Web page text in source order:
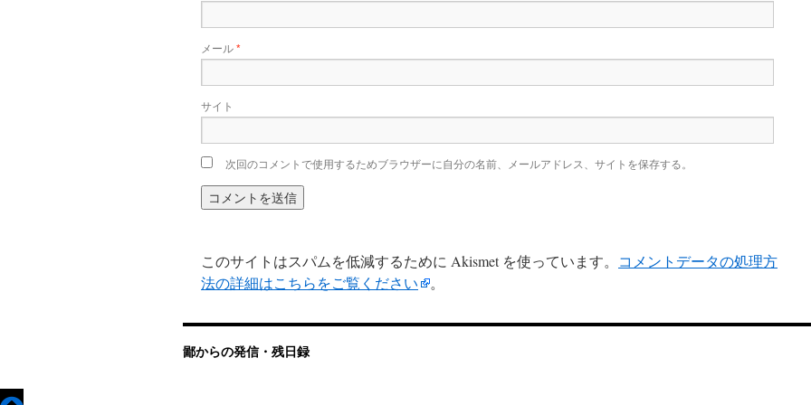
メール*
サイト
次回のコメントで使用するためブラウザーに自分の名前、メールアドレス、サイトを保存する。
このサイトはスパムを低減するために Akismet を使っています。 コメントデータの処理方
法の詳細はこちらをご覧ください
。
鄙からの発信・残日録